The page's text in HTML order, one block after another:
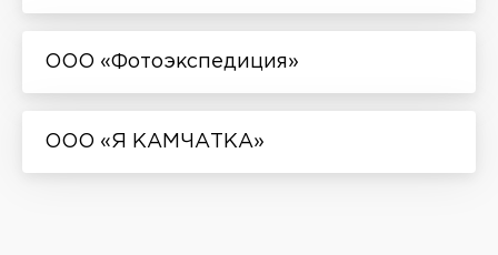
ООО «Фотоэкспедиция»
ООО «Я КАМЧАТКА»